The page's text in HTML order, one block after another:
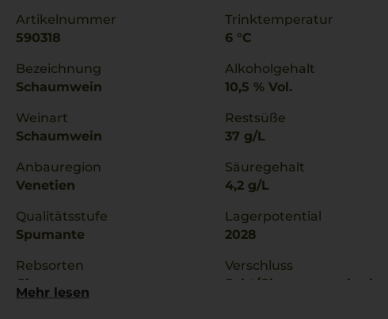
Artikelnummer
590318
Bezeichnung
Schaumwein
Weinart
Schaumwein
Anbauregion
Venetien
Qualitätsstufe
Spumante
Rebsorten
Glera
Moscato
Trinktemperatur
6 °C
Alkoholgehalt
10,5 % Vol.
Restsüße
37 g/L
Säuregehalt
4,2 g/L
Lagerpotential
2028
Verschluss
Sekt/Champagnerkorken
Mehr lesen